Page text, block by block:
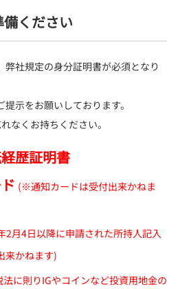
ください
弊社規定の身分証明書が必須となり
示をお願いしております。
なくお持ちください。
歴証明書
(※通知カードは受付出来かねま
月4日以降に申請された所持人記入
来かねます)
に則りIGやコインなど投資用地金の